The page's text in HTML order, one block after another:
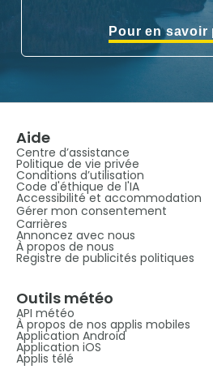
Pour en savoir
Aide
Centre d’assistance
Politique de vie privée
Conditions d’utilisation
Code d'éthique de l'IA
Accessibilité et accommodation
Gérer mon consentement
Carrières
Annoncez avec nous
À propos de nous
Registre de publicités politiques
Outils météo
API météo
À propos de nos applis mobiles
Application Android
Application iOS
Applis télé